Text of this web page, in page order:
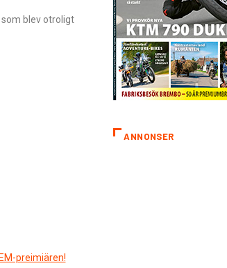
blev otroligt
preimiären!
ANNONSER